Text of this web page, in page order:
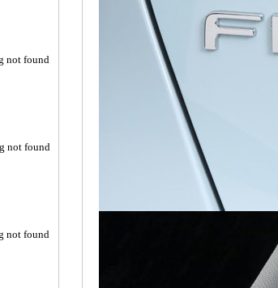
not found
not found
not found